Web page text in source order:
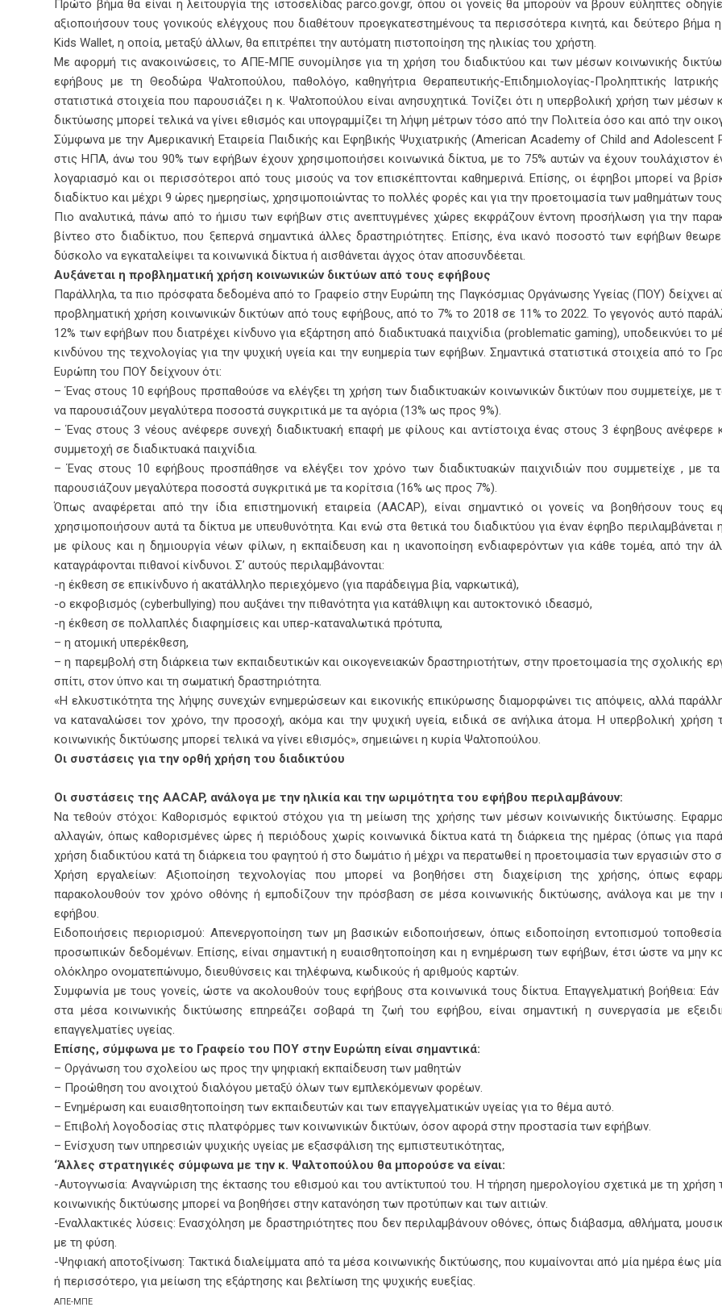
Πρώτο βήμα θα είναι η λειτουργία της ιστοσελίδας parco.gov.gr, όπου οι γονείς θα μπορούν να βρουν εύληπτες
αξιοποιήσουν τους γονικούς ελέγχους που διαθέτουν προεγκατεστημένους τα περισσότερα κινητά, και δεύτερο βήμα
Kids Wallet, η οποία, μεταξύ άλλων, θα επιτρέπει την αυτόματη πιστοποίηση της ηλικίας του χρήστη.
Με αφορμή τις ανακοινώσεις, το ΑΠΕ-ΜΠΕ συνομίλησε για τη χρήση του διαδικτύου και των μέσων κοινωνικής
εφήβους με τη Θεοδώρα Ψαλτοπούλου, παθολόγο, καθηγήτρια Θεραπευτικής-Επιδημιολογίας-Προληπτικής
στατιστικά στοιχεία που παρουσιάζει η κ. Ψαλτοπούλου είναι ανησυχητικά. Τονίζει ότι η υπερβολική χρήση των μέσων
δικτύωσης μπορεί τελικά να γίνει εθισμός και υπογραμμίζει τη λήψη μέτρων τόσο από την Πολιτεία όσο και από την
Σύμφωνα με την Αμερικανική Εταιρεία Παιδικής και Εφηβικής Ψυχιατρικής (American Academy of Child and Adolescent
στις ΗΠΑ, άνω του 90% των εφήβων έχουν χρησιμοποιήσει κοινωνικά δίκτυα, με το 75% αυτών να έχουν τουλάχιστον
λογαριασμό και οι περισσότεροι από τους μισούς να τον επισκέπτονται καθημερινά. Επίσης, οι έφηβοι μπορεί να
διαδίκτυο και μέχρι 9 ώρες ημερησίως, χρησιμοποιώντας το πολλές φορές και για την προετοιμασία των μαθημάτων
Πιο αναλυτικά, πάνω από το ήμισυ των εφήβων στις ανεπτυγμένες χώρες εκφράζουν έντονη προσήλωση για την
βίντεο στο διαδίκτυο, που ξεπερνά σημαντικά άλλες δραστηριότητες. Επίσης, ένα ικανό ποσοστό των εφήβων
δύσκολο να εγκαταλείψει τα κοινωνικά δίκτυα ή αισθάνεται άγχος όταν αποσυνδέεται.
Αυξάνεται η προβληματική χρήση κοινωνικών δικτύων από τους εφήβους
Παράλληλα, τα πιο πρόσφατα δεδομένα από το Γραφείο στην Ευρώπη της Παγκόσμιας Οργάνωσης Υγείας (ΠΟΥ) δείχνει
προβληματική χρήση κοινωνικών δικτύων από τους εφήβους, από το 7% το 2018 σε 11% το 2022. Το γεγονός αυτό
12% των εφήβων που διατρέχει κίνδυνο για εξάρτηση από διαδικτυακά παιχνίδια (problematic gaming), υποδεικνύει το
κινδύνου της τεχνολογίας για την ψυχική υγεία και την ευημερία των εφήβων. Σημαντικά στατιστικά στοιχεία από το
Ευρώπη του ΠΟΥ δείχνουν ότι:
– Ένας στους 10 εφήβους πρσπαθούσε να ελέγξει τη χρήση των διαδικτυακών κοινωνικών δικτύων που συμμετείχε, με
να παρουσιάζουν μεγαλύτερα ποσοστά συγκριτικά με τα αγόρια (13% ως προς 9%).
– Ένας στους 3 νέους ανέφερε συνεχή διαδικτυακή επαφή με φίλους και αντίστοιχα ένας στους 3 έφηβους ανέφερε
συμμετοχή σε διαδικτυακά παιχνίδια.
– Ένας στους 10 εφήβους προσπάθησε να ελέγξει τον χρόνο των διαδικτυακών παιχνιδιών που συμμετείχε , με τα
παρουσιάζουν μεγαλύτερα ποσοστά συγκριτικά με τα κορίτσια (16% ως προς 7%).
Όπως αναφέρεται από την ίδια επιστημονική εταιρεία (AACAP), είναι σημαντικό οι γονείς να βοηθήσουν τους
χρησιμοποιήσουν αυτά τα δίκτυα με υπευθυνότητα. Και ενώ στα θετικά του διαδικτύου για έναν έφηβο περιλαμβάνεται
με φίλους και η δημιουργία νέων φίλων, η εκπαίδευση και η ικανοποίηση ενδιαφερόντων για κάθε τομέα, από την
καταγράφονται πιθανοί κίνδυνοι. Σ’ αυτούς περιλαμβάνονται:
-η έκθεση σε επικίνδυνο ή ακατάλληλο περιεχόμενο (για παράδειγμα βία, ναρκωτικά),
-ο εκφοβισμός (cyberbullying) που αυξάνει την πιθανότητα για κατάθλιψη και αυτοκτονικό ιδεασμό,
-η έκθεση σε πολλαπλές διαφημίσεις και υπερ-καταναλωτικά πρότυπα,
– η ατομική υπερέκθεση,
– η παρεμβολή στη διάρκεια των εκπαιδευτικών και οικογενειακών δραστηριοτήτων, στην προετοιμασία της σχολικής
σπίτι, στον ύπνο και τη σωματική δραστηριότητα.
«Η ελκυστικότητα της λήψης συνεχών ενημερώσεων και εικονικής επικύρωσης διαμορφώνει τις απόψεις, αλλά
να καταναλώσει τον χρόνο, την προσοχή, ακόμα και την ψυχική υγεία, ειδικά σε ανήλικα άτομα. Η υπερβολική
κοινωνικής δικτύωσης μπορεί τελικά να γίνει εθισμός», σημειώνει η κυρία Ψαλτοπούλου.
Οι συστάσεις για την ορθή χρήση του διαδικτύου
Οι συστάσεις της ΑΑCAP, ανάλογα με την ηλικία και την ωριμότητα του εφήβου περιλαμβάνουν:
Να τεθούν στόχοι: Καθορισμός εφικτού στόχου για τη μείωση της χρήσης των μέσων κοινωνικής δικτύωσης.
αλλαγών, όπως καθορισμένες ώρες ή περιόδους χωρίς κοινωνικά δίκτυα κατά τη διάρκεια της ημέρας (όπως για
χρήση διαδικτύου κατά τη διάρκεια του φαγητού ή στο δωμάτιο ή μέχρι να περατωθεί η προετοιμασία των εργασιών στο
Χρήση εργαλείων: Αξιοποίηση τεχνολογίας που μπορεί να βοηθήσει στη διαχείριση της χρήσης, όπως
παρακολουθούν τον χρόνο οθόνης ή εμποδίζουν την πρόσβαση σε μέσα κοινωνικής δικτύωσης, ανάλογα και με την
εφήβου.
Ειδοποιήσεις περιορισμού: Απενεργοποίηση των μη βασικών ειδοποιήσεων, όπως ειδοποίηση εντοπισμού
προσωπικών δεδομένων. Επίσης, είναι σημαντική η ευαισθητοποίηση και η ενημέρωση των εφήβων, έτσι ώστε να μην
ολόκληρο ονοματεπώνυμο, διευθύνσεις και τηλέφωνα, κωδικούς ή αριθμούς καρτών.
Συμφωνία με τους γονείς, ώστε να ακολουθούν τους εφήβους στα κοινωνικά τους δίκτυα. Επαγγελματική βοήθεια:
στα μέσα κοινωνικής δικτύωσης επηρεάζει σοβαρά τη ζωή του εφήβου, είναι σημαντική η συνεργασία με
επαγγελματίες υγείας.
Επίσης, σύμφωνα με το Γραφείο του ΠΟΥ στην Ευρώπη είναι σημαντικά:
– Οργάνωση του σχολείου ως προς την ψηφιακή εκπαίδευση των μαθητών
– Προώθηση του ανοιχτού διαλόγου μεταξύ όλων των εμπλεκόμενων φορέων.
– Ενημέρωση και ευαισθητοποίηση των εκπαιδευτών και των επαγγελματικών υγείας για το θέμα αυτό.
– Επιβολή λογοδοσίας στις πλατφόρμες των κοινωνικών δικτύων, όσον αφορά στην προστασία των εφήβων.
– Ενίσχυση των υπηρεσιών ψυχικής υγείας με εξασφάλιση της εμπιστευτικότητας,
‘Άλλες στρατηγικές σύμφωνα με την κ. Ψαλτοπούλου θα μπορούσε να είναι:
-Αυτογνωσία: Αναγνώριση της έκτασης του εθισμού και του αντίκτυπού του. Η τήρηση ημερολογίου σχετικά με τη
κοινωνικής δικτύωσης μπορεί να βοηθήσει στην κατανόηση των προτύπων και των αιτιών.
-Εναλλακτικές λύσεις: Ενασχόληση με δραστηριότητες που δεν περιλαμβάνουν οθόνες, όπως διάβασμα, αθλήματα,
με τη φύση.
-Ψηφιακή αποτοξίνωση: Τακτικά διαλείμματα από τα μέσα κοινωνικής δικτύωσης, που κυμαίνονται από μία ημέρα έως
ή περισσότερο, για μείωση της εξάρτησης και βελτίωση της ψυχικής ευεξίας.
ΑΠΕ-ΜΠΕ